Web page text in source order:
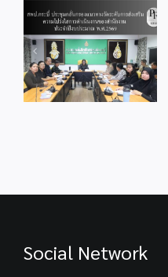
เชิงปฏิบัติการ
ทักษะการใช้
เทคโนโลยีดิจิทัล
เพื่อการบริหาร
และการเรียนรู้
หลักสูตร “Smart
Social Network